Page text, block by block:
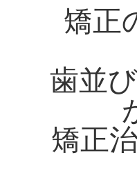
矯正
歯並
矯正